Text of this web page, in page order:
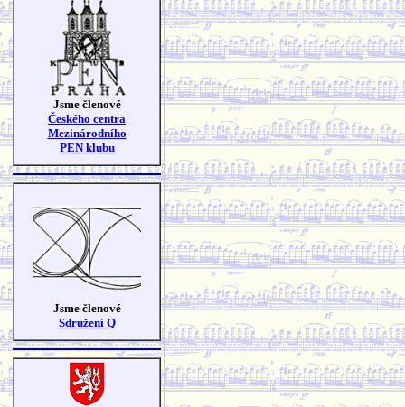
Jsme členové
Českého centra
Mezinárodního
PEN klubu
Jsme členové
Sdružení Q